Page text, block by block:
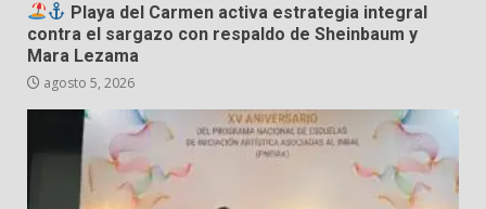
Playa del Carmen activa estrategia integral
contra el sargazo con respaldo de Sheinbaum y
Mara Lezama
agosto 5, 2026